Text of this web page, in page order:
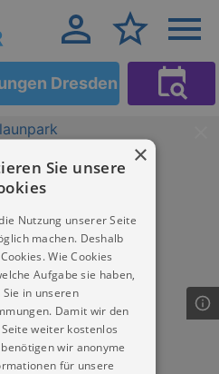
Dresden
×
Sie unsere
Nutzung unserer Seite
machen. Deshalb
Wie Cookies
Aufgabe sie haben,
in unseren
Damit wir den
weiter kostenlos
wir anonyme
für unsere